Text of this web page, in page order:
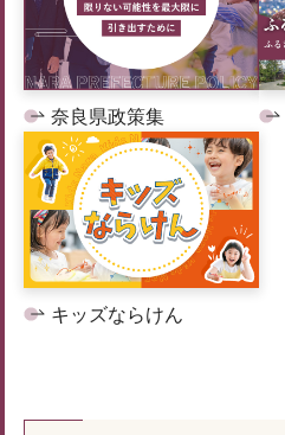
奈良県政策集
キッズならけん